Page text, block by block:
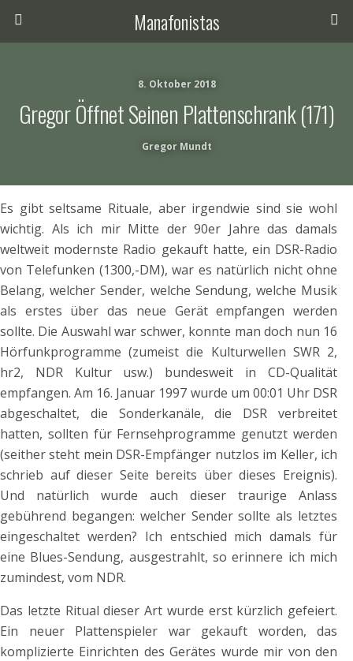
Manafonistas
8. Oktober 2018
Gregor Öffnet Seinen Plattenschrank (171)
Gregor Mundt
Es gibt seltsame Rituale, aber irgendwie sind sie wohl
wichtig. Als ich mir Mitte der 90er Jahre das damals
weltweit modernste Radio gekauft hatte, ein DSR-Radio
von Telefunken (1300,-DM), war es natürlich nicht ohne
Belang, welcher Sender, welche Sendung, welche Musik
als erstes über das neue Gerät empfangen werden
sollte. Die Auswahl war schwer, konnte man doch nun 16
Hörfunkprogramme (zumeist die Kulturwellen SWR 2,
hr2, NDR Kultur usw.) bundesweit in CD-Qualität
empfangen. Am 16. Januar 1997 wurde um 00:01 Uhr DSR
abgeschaltet, die Sonderkanäle, die DSR verbreitet
hatten, sollten für Fernsehprogramme genutzt werden
(seither steht mein DSR-Empfänger nutzlos im Keller, ich
schrieb auf dieser Seite bereits über dieses Ereignis).
Und natürlich wurde auch dieser traurige Anlass
gebührend begangen: welcher Sender sollte als letztes
eingeschaltet werden? Ich entschied mich damals für
eine Blues-Sendung, ausgestrahlt, so erinnere ich mich
zumindest, vom NDR.
Das letzte Ritual dieser Art wurde erst kürzlich gefeiert.
Ein neuer Plattenspieler war gekauft worden, das
komplizierte Einrichten des Gerätes wurde mir von den